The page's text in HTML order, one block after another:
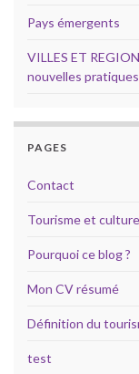
Pays émergents
VILLES ET
nouvelles pratiques
PAGES
Contact
Tourisme et culture
Pourquoi ce blog ?
Mon CV résumé
Définition du
test